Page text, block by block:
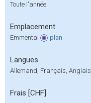
Toute l'année
Emplacement
Emmental plan
Langues
Allemand, Français, Anglais
Frais [CHF]